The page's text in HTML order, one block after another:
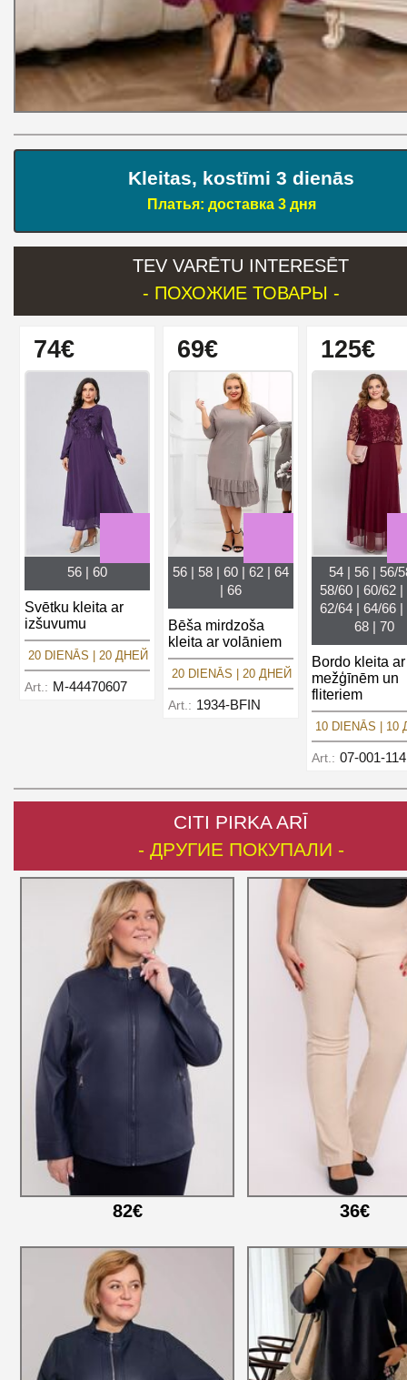
Kleitas, kostīmi 3 dienās
Платья: доставка 3 дня
TEV VARĒTU INTERESĒT
- ПОХОЖИЕ ТОВАРЫ -
74€
56 | 60
Svētku kleita ar
izšuvumu
20 DIENĀS | 20 ДНЕЙ
Art.: M-44470607
69€
56 | 58 | 60 | 62 | 64
| 66
Bēša mirdzoša
kleita ar volāniem
20 DIENĀS | 20 ДНЕЙ
Art.: 1934-BFIN
125€
54 | 56 | 56/
58/60 | 60/62 |
62/64 | 64/66 |
68 | 70
Bordo kleita ar
mežģīnēm un
fliteriem
10 DIENĀS | 10
Art.: 07-001-
CITI PIRKA ARĪ
- ДРУГИЕ ПОКУПАЛИ -
82€ 36€